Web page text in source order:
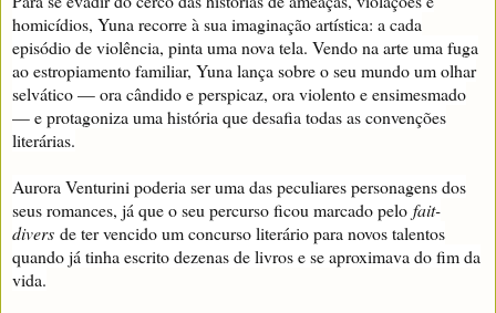
homicídios, Yuna recorre à sua imaginação artística: a cada
episódio de violência, pinta uma nova tela. Vendo na arte uma fuga
ao estropiamento familiar, Yuna lança sobre o seu mundo um olhar
selvático — ora cândido e perspicaz, ora violento e ensimesmado
— e protagoniza uma história que desafia todas as convenções
literárias.
Aurora Venturini poderia ser uma das peculiares personagens dos
seus romances, já que o seu percurso ficou marcado pelo fait-
divers de ter vencido um concurso literário para novos talentos
quando já tinha escrito dezenas de livros e se aproximava do fim da
vida.